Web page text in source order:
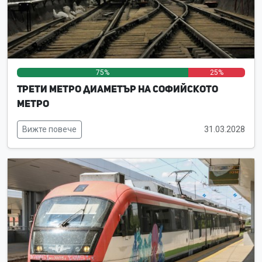
75% 25%
Трети метро диаметър на Софийското
метро
Вижте повече 31.03.2028